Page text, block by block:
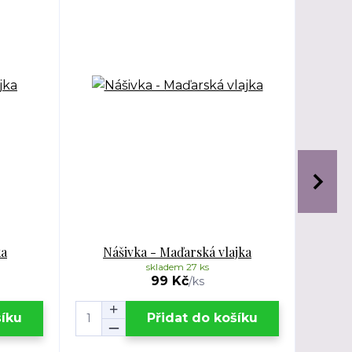
Nášivka - Maďarská vlajka
99 Kč/ks
skladem 27 ks
Přidat do košíku